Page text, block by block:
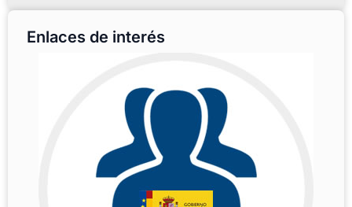
Enlaces de interés